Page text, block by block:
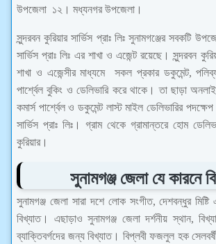
উপজেলা ১২। মধ্যনগর উপজেলা।
সুন্দরবন ‍কুরিয়ার সার্ভিস প্রাঃ লিঃ সুনামগঞ্জের সবকটি
সার্ভিস প্রাঃ লিঃ এর শাখা ও এজেন্ট রয়েছে। সুন্দরবন
শাখা ও এজেন্সীর মাধ্যমে সকল প্রকার ডকুমেন্ট,
পার্শ্বেল বুকিং ও ডেলিভারি করে থাকে। তা ছাড়া
কমার্স পার্শ্বেল ও ডকুমেন্ট লাস্ট মাইল ডেলিভারির পদক্ষেপ
সার্ভিস প্রাঃ লিঃ। গ্রাম থেকে গ্রামান্তরে হোম
কুরিয়ার।
সুনামগঞ্জ জেলা যে কারনে
সুনামগঞ্জ জেলা সারা দশে লোক সংগীত, দেশবন্ধুর মিষ্টি
বিখ্যাত। এছাড়াও সুনামগঞ্জ জেলা দর্শনীয় স্থান,
ব্যাক্তিবর্গদের জন্য বিখ্যাত। বিপ্লবী ফজলুল হক